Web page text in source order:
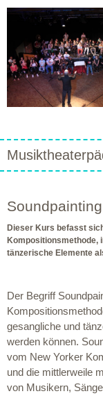
Soundpainting
Dieser Kurs befasst
Kompositionsmethode,
tänzerische Elemente
Der Begriff
gesangliche und
werden können.
vom New Yorker
und die mittlerweile
von Musikern,